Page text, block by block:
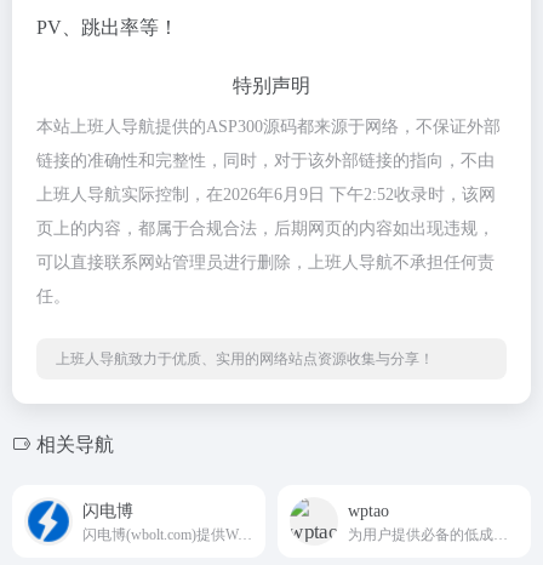
PV、跳出率等！
特别声明
本站上班人导航提供的ASP300源码都来源于网络，不保证外部
链接的准确性和完整性，同时，对于该外部链接的指向，不由
上班人导航实际控制，在2026年6月9日 下午2:52收录时，该网
页上的内容，都属于合规合法，后期网页的内容如出现违规，
可以直接联系网站管理员进行删除，上班人导航不承担任何责
任。
上班人导航致力于优质、实用的网络站点资源收集与分享！
相关导航
闪电博
闪电博(wbolt.com)提供WordPress原创主题模板和插件，定制服务及专业WordPress技术服务。此外我们也会提供一系列的站长工具，WordPress技巧和教程及前沿IT资讯。
wptao